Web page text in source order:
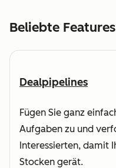
Beliebte Features
Dealpipelines
Fügen Sie ganz
Aufgaben zu und
Interessierten, damit
Stocken gerät.